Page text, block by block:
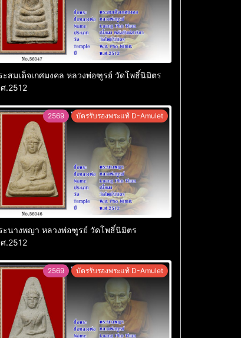
ะสมเด็จเกศมงคล หลวงพ่อฑูรย์ วัดโพธิ์นิมิตร
.2512
2569 บัตรรับรองพระแท้ D-Amulet
ะนางพญา หลวงพ่อฑูรย์ วัดโพธิ์นิมิตร
.2512
2569 บัตรรับรองพระแท้ D-Amulet